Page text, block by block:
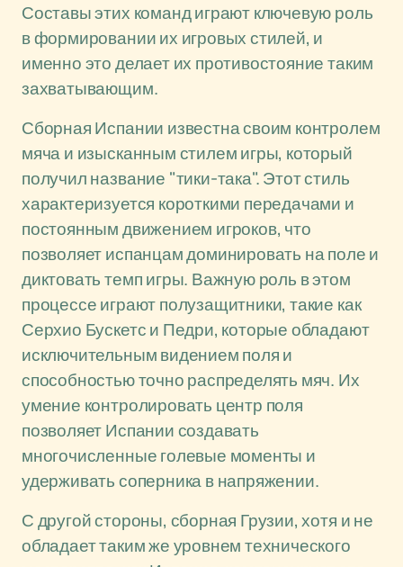
Составы этих команд играют ключевую роль
в формировании их игровых стилей, и
именно это делает их противостояние таким
захватывающим.
Сборная Испании известна своим контролем
мяча и изысканным стилем игры, который
получил название "тики-така". Этот стиль
характеризуется короткими передачами и
постоянным движением игроков, что
позволяет испанцам доминировать на поле и
диктовать темп игры. Важную роль в этом
процессе играют полузащитники, такие как
Серхио Бускетс и Педри, которые обладают
исключительным видением поля и
способностью точно распределять мяч. Их
умение контролировать центр поля
позволяет Испании создавать
многочисленные голевые моменты и
удерживать соперника в напряжении.
С другой стороны, сборная Грузии, хотя и не
обладает таким же уровнем технического